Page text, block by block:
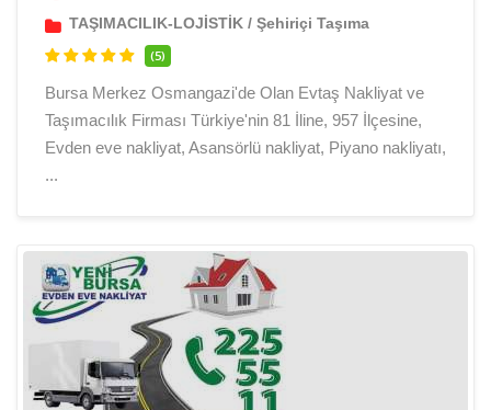
TAŞIMACILIK-LOJİSTİK / Şehiriçi Taşıma
(5)
Bursa Merkez Osmangazi'de Olan Evtaş Nakliyat ve
Taşımacılık Firması Türkiye'nin 81 İline, 957 İlçesine,
Evden eve nakliyat, Asansörlü nakliyat, Piyano nakliyatı,
...